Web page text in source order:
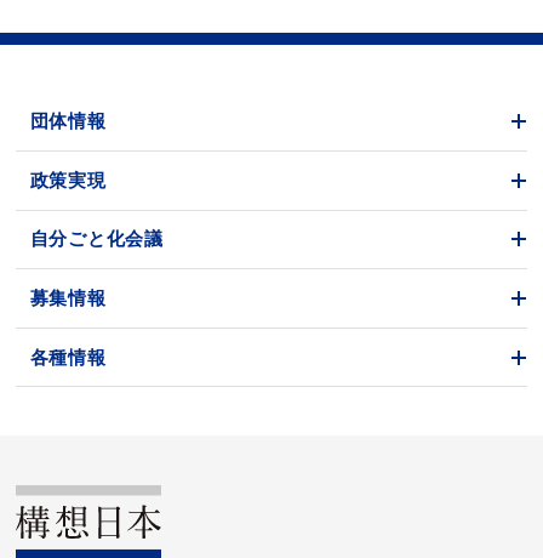
団体情報
政策実現
自分ごと化会議
募集情報
各種情報